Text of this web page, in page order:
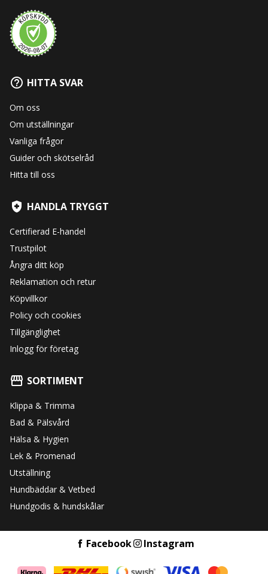
HITTA SVAR
Om oss
Om utställningar
Vanliga frågor
Guider och skötselråd
Hitta till oss
HANDLA TRYGGT
Certifierad E-handel
Trustpilot
Ångra ditt köp
Reklamation och retur
Köpvillkor
Policy och cookies
Tillgänglighet
Inlogg för företag
SORTIMENT
Klippa & Trimma
Bad & Pälsvård
Hälsa & Hygien
Lek & Promenad
Utställning
Hundbäddar & Vetbed
Hundgodis & hundskålar
Facebook Instagram